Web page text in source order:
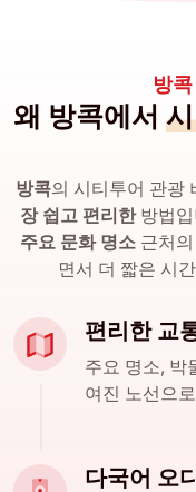
방
왜 방콕에서
방콕의 시티투어 관광
장 쉽고 편리한방법입
주요 문화 명소 근처
면서 더 짧은 시
편리한 교
주요 명소, 박
여진 노선으
다국어 오